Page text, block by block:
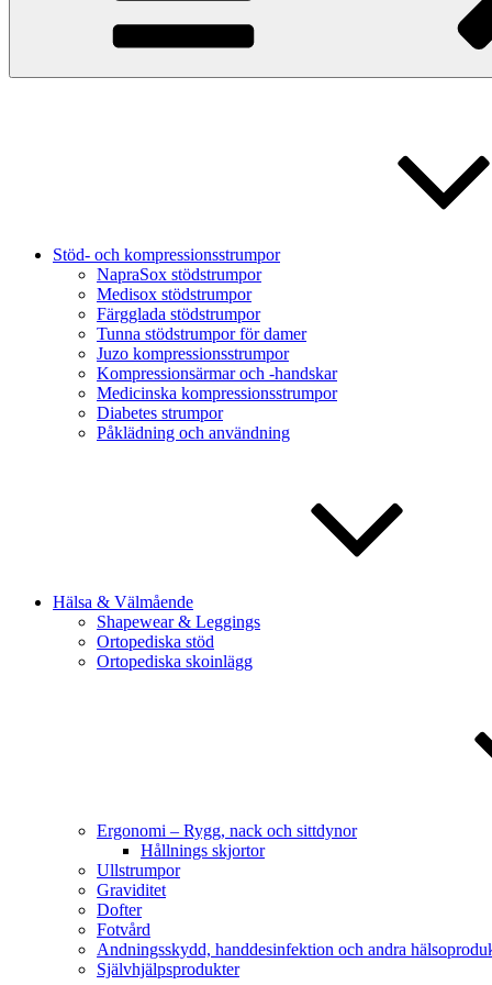
Stöd- och kompressionsstrumpor
NapraSox stödstrumpor
Medisox stödstrumpor
Färgglada stödstrumpor
Tunna stödstrumpor för damer
Juzo kompressionsstrumpor
Kompressionsärmar och -handskar
Medicinska kompressionsstrumpor
Diabetes strumpor
Påklädning och användning
Hälsa & Välmående
Shapewear & Leggings
Ortopediska stöd
Ortopediska skoinlägg
Ergonomi – Rygg, nack och sittdynor
Hållnings skjortor
Ullstrumpor
Graviditet
Dofter
Fotvård
Andningsskydd, handdesinfektion och andra
Självhjälpsprodukter